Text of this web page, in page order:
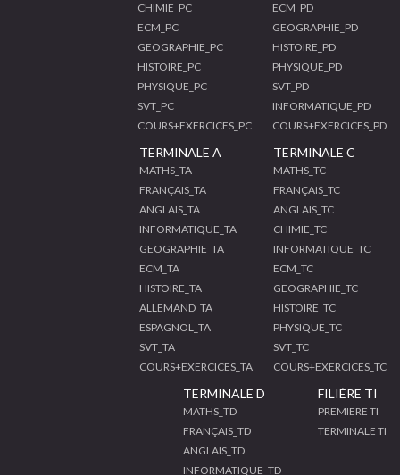
CHIMIE_PC
ECM_PC
GEOGRAPHIE_PC
HISTOIRE_PC
PHYSIQUE_PC
SVT_PC
COURS+EXERCICES_PC
ECM_PD
GEOGRAPHIE_PD
HISTOIRE_PD
PHYSIQUE_PD
SVT_PD
INFORMATIQUE_PD
COURS+EXERCICES_PD
TERMINALE A
MATHS_TA
FRANÇAIS_TA
ANGLAIS_TA
INFORMATIQUE_TA
GEOGRAPHIE_TA
ECM_TA
HISTOIRE_TA
ALLEMAND_TA
ESPAGNOL_TA
SVT_TA
COURS+EXERCICES_TA
TERMINALE C
MATHS_TC
FRANÇAIS_TC
ANGLAIS_TC
CHIMIE_TC
INFORMATIQUE_TC
ECM_TC
GEOGRAPHIE_TC
HISTOIRE_TC
PHYSIQUE_TC
SVT_TC
COURS+EXERCICES_TC
TERMINALE D
MATHS_TD
FRANÇAIS_TD
ANGLAIS_TD
INFORMATIQUE_TD
FILIÈRE TI
PREMIERE TI
TERMINALE TI